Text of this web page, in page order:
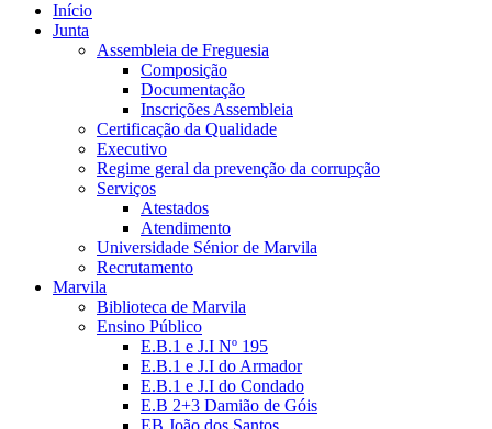
Início
Junta
Assembleia de Freguesia
Composição
Documentação
Inscrições Assembleia
Certificação da Qualidade
Executivo
Regime geral da prevenção da corrupção
Serviços
Atestados
Atendimento
Universidade Sénior de Marvila
Recrutamento
Marvila
Biblioteca de Marvila
Ensino Público
E.B.1 e J.I Nº 195
E.B.1 e J.I do Armador
E.B.1 e J.I do Condado
E.B 2+3 Damião de Góis
EB João dos Santos